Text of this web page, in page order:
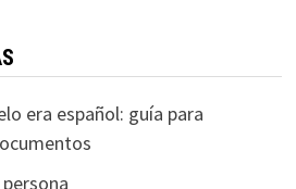
era español: guía para